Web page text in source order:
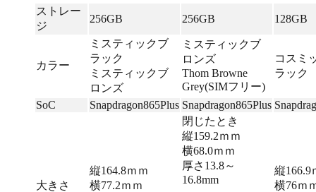
ストレー
ジ
256GB 256GB 128GB
カラー
ミスティックブ
ラック
ミスティックブ
ロンズ
ミスティックブ
ロンズ
Thom Browne
Grey(SIMフリー)
コスミ
ラック
SoC Snapdragon865Plus Snapdragon865Plus
大きさ
縦164.8ｍｍ
横77.2ｍｍ
閉じたとき
縦159.2ｍｍ
横68.0ｍｍ
厚さ13.8～
16.8mm
縦166.9
横76ｍ